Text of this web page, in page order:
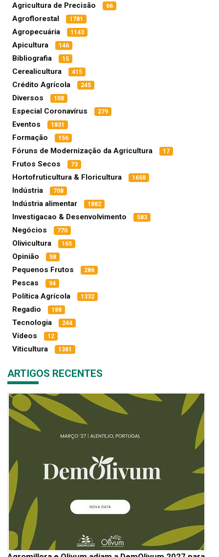
Agricultura de Precisão 66
Agroflorestal 1781
Agropecuária 1143
Apicultura 146
Bibliografia 15
Cerealicultura 415
Crédito Agrícola 245
Diversos 108
Especial Coronavírus 279
Eventos 1831
Formação 156
Fóruns de Modernização da Agricultura 17
Frutos Secos 73
Hortofruticultura & Floricultura 1658
Indústria 708
Indústria alimentar 1882
Investigacao & Desenvolvimento 583
Negócios 770
Olivicultura 165
Opinião 58
Pequenos Frutos 286
Pescas 94
Política Agrícola 1332
Regadio 188
Tecnologia 244
Vídeos 12
Viticultura 1381
ARTIGOS RECENTES